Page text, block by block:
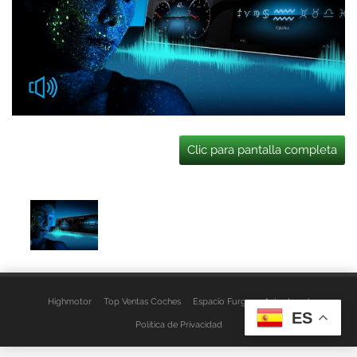
Clic para pantalla completa
Highmotor Top Ventas Coches Espacio Furgo Aviso Legal
Política de Privacidad ES